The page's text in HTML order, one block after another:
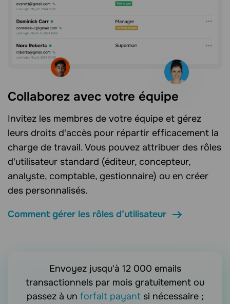
Collaborez avec votre équipe
Invitez les membres de votre équipe et gérez
leurs droits d'accès pour répartir efficacement la
charge de travail. Vous pouvez attribuer des rôles
d'utilisateur standard (éditeur, concepteur,
analyste, comptable, gestionnaire) ou en créer
des personnalisés.
Comment gérer les rôles d’utilisateur
Envoyez jusqu'à 12 000 emails
transactionnels par mois gratuitement ou
passez à un forfait payantsi nécessaire ;